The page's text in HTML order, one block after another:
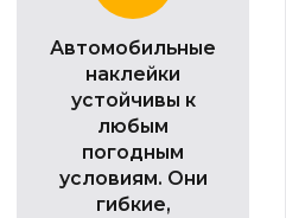
Автомобильные
наклейки
устойчивы к
любым
погодным
условиям. Они
гибкие,